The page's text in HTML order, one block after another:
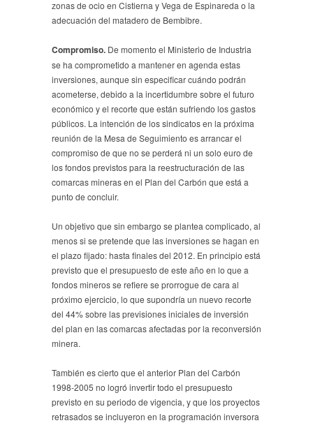
zonas de ocio en Cistierna y Vega de Espinareda o la
adecuación del matadero de Bembibre.
Compromiso. De momento el Ministerio de Industria
se ha comprometido a mantener en agenda estas
inversiones, aunque sin especificar cuándo podrán
acometerse, debido a la incertidumbre sobre el futuro
económico y el recorte que están sufriendo los gastos
públicos. La intención de los sindicatos en la próxima
reunión de la Mesa de Seguimiento es arrancar el
compromiso de que no se perderá ni un solo euro de
los fondos previstos para la reestructuración de las
comarcas mineras en el Plan del Carbón que está a
punto de concluir.
Un objetivo que sin embargo se plantea complicado, al
menos si se pretende que las inversiones se hagan en
el plazo fijado: hasta finales del 2012. En principio está
previsto que el presupuesto de este año en lo que a
fondos mineros se refiere se prorrogue de cara al
próximo ejercicio, lo que supondría un nuevo recorte
del 44% sobre las previsiones iniciales de inversión
del plan en las comarcas afectadas por la reconversión
minera.
También es cierto que el anterior Plan del Carbón
1998-2005 no logró invertir todo el presupuesto
previsto en su periodo de vigencia, y que los proyectos
retrasados se incluyeron en la programación inversora